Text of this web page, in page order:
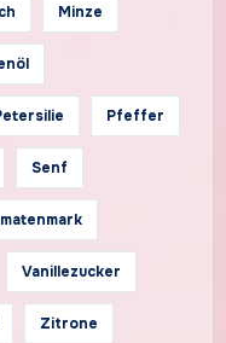
Minze
Pfeffer
Senf
Vanillezucker
Zitrone